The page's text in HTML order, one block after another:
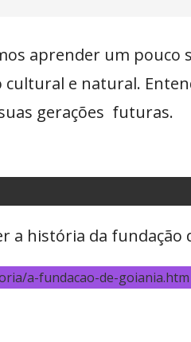
aprender um
e natural.
gerações futuras.
a história da fundação
a-fundacao-de-goiania.htm